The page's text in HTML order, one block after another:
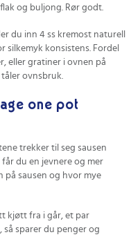
og buljong. Rør godt.
du inn 4 ss kremost naturell
silkemyk konsistens. Fordel
eller gratiner i ovnen på
ovnsbruk.
one pot
trekker til seg sausen
du en jevnere og mer
på sausen og hvor mye
kjøtt fra i går, et par
sparer du penger og